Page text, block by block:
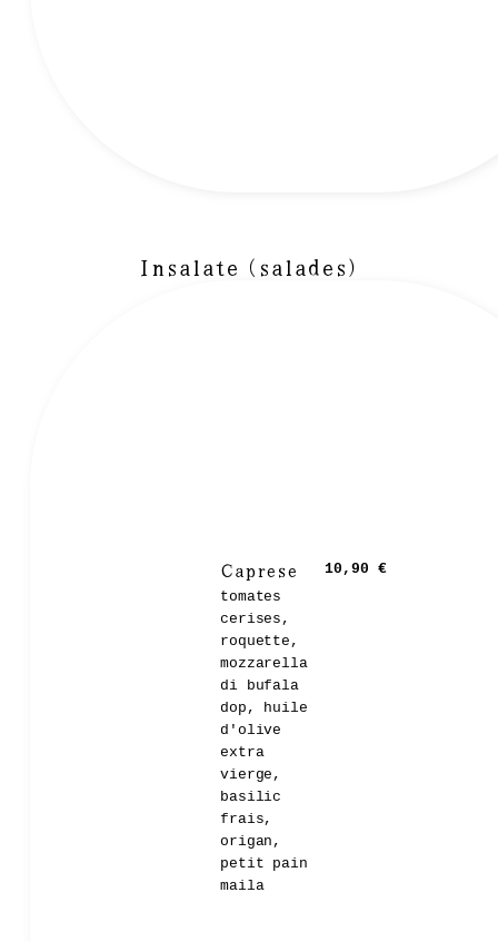
Insalate (salades)
Caprese
tomates
cerises,
roquette,
mozzarella
di bufala
dop, huile
d'olive
extra
vierge,
basilic
frais,
origan,
petit pain
maila
10,90 €